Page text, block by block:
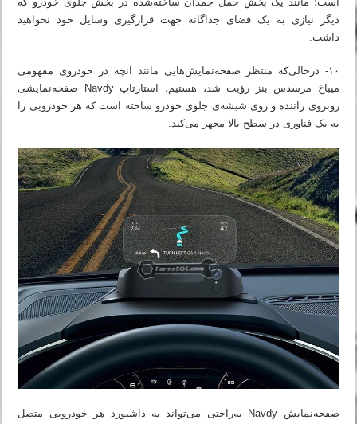
دیگر نیازی به یک فضای جداگانه جهت قرارگیری وسایل خود نخواهید
داشت.
۱۰- درحالی‌که منتظر صفحه‌نمایش‌هایی مانند آنچه در خودروی مفهومی
میباخ مرسدس بنز رؤیت شد، هستیم، استارتاپ Navdy صفحه‌نمایشی
روبروی راننده و روی شیشه‌ی جلوی خودرو ساخته است که هر خودرویی را
به یک فناوری در سطح بالا مجهز می‌کند.
صفحه‌نمایش Navdy به‌راحتی می‌تواند به داشبورد هر خودرویی متصل